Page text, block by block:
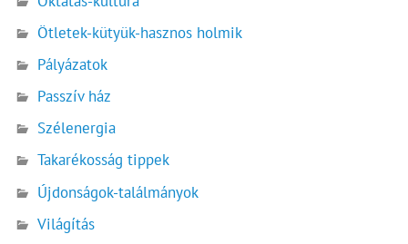
Ötletek-kütyük-hasznos holmik
Pályázatok
Passzív ház
Szélenergia
Takarékosság tippek
Újdonságok-találmányok
Világítás